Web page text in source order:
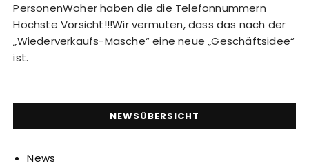
PersonenWoher haben die die Telefonnummern
Höchste Vorsicht!!!Wir vermuten, dass das nach der
„Wiederverkaufs-Masche“ eine neue „Geschäftsidee“
ist.
NEWSÜBERSICHT
News